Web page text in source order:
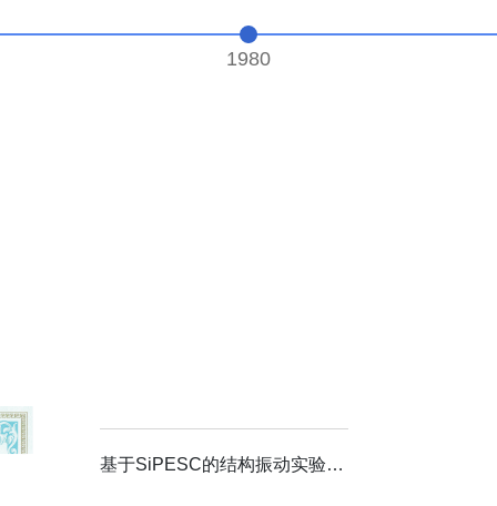
1980
基于SiPESC的结构振动实验数据管理软件1.0